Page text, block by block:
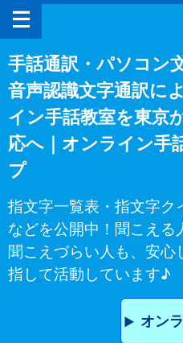
手話通訳・パソコン
音声認識文字通訳に
イン手話教室を東京
応へ｜オンライン手
プ
指文字一覧表・指文字ク
などを公開中！聞こえる
聞こえづらい人も、安心
指して活動しています♪
▶︎ オン